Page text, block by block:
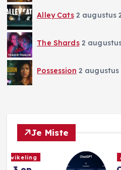
Alley Cats 2 augustus
The Shards 2
Possession 2 augustus
Je Miste
AI Nieuws